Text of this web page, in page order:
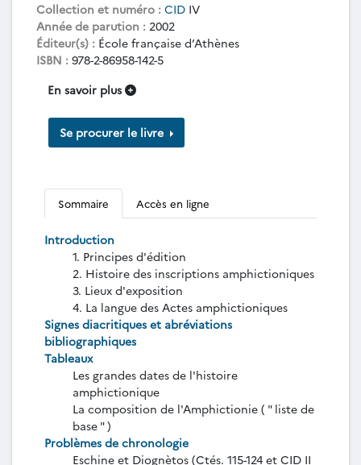
Collection et numéro : CID IV
Année de parution : 2002
Éditeur(s) : École française d’Athènes
ISBN : 978-2-86958-142-5
En savoir plus
Se procurer le livre
Sommaire Accès en ligne
Introduction
1. Principes d'édition
2. Histoire des inscriptions amphictioniques
3. Lieux d'exposition
4. La langue des Actes amphictioniques
Signes diacritiques et abréviations
bibliographiques
Tableaux
Les grandes dates de l'histoire
amphictionique
La composition de l'Amphictionie ( " liste de
base " )
Problèmes de chronologie
Eschine et Diognètos (Ctés. 115-124 et CID II